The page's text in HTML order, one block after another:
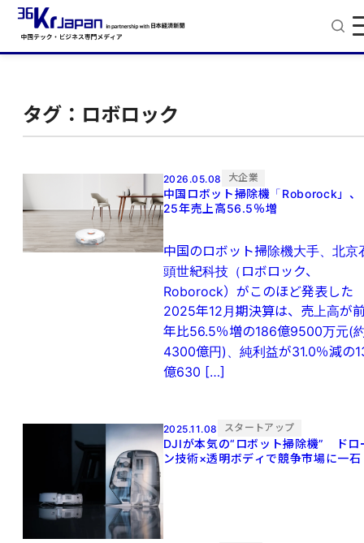
タグ：ロボロック
2026.05.08 大企業
中国ロボット掃除機「Roborock」、
25年売上高56.5％増
中国のロボット掃除機大手、北京
頭世紀科技（ロボロック、
Roborock）がこのほど発表した
2025年12月期決算は、売上高が
年比56.5％増の186億9500万元(
4300億円)、純利益が31.0％減の
億630 […]
2025.11.08 スタートアップ
DJIが本気の“ロボット掃除機” ドロ
ン技術×透明ボディで競争市場に一石